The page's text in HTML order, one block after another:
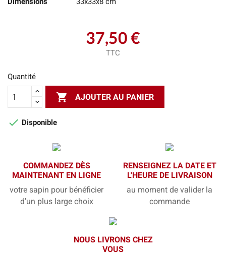
37,50 €
TTC
Quantité
 AJOUTER AU PANIER
 Disponible
COMMANDEZ DÈS
MAINTENANT EN LIGNE
votre sapin pour bénéficier
d'un plus large choix
RENSEIGNEZ LA DATE ET
L'HEURE DE LIVRAISON
au moment de valider la
commande
NOUS LIVRONS CHEZ
VOUS